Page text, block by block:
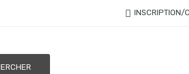
INSCRIPTION/